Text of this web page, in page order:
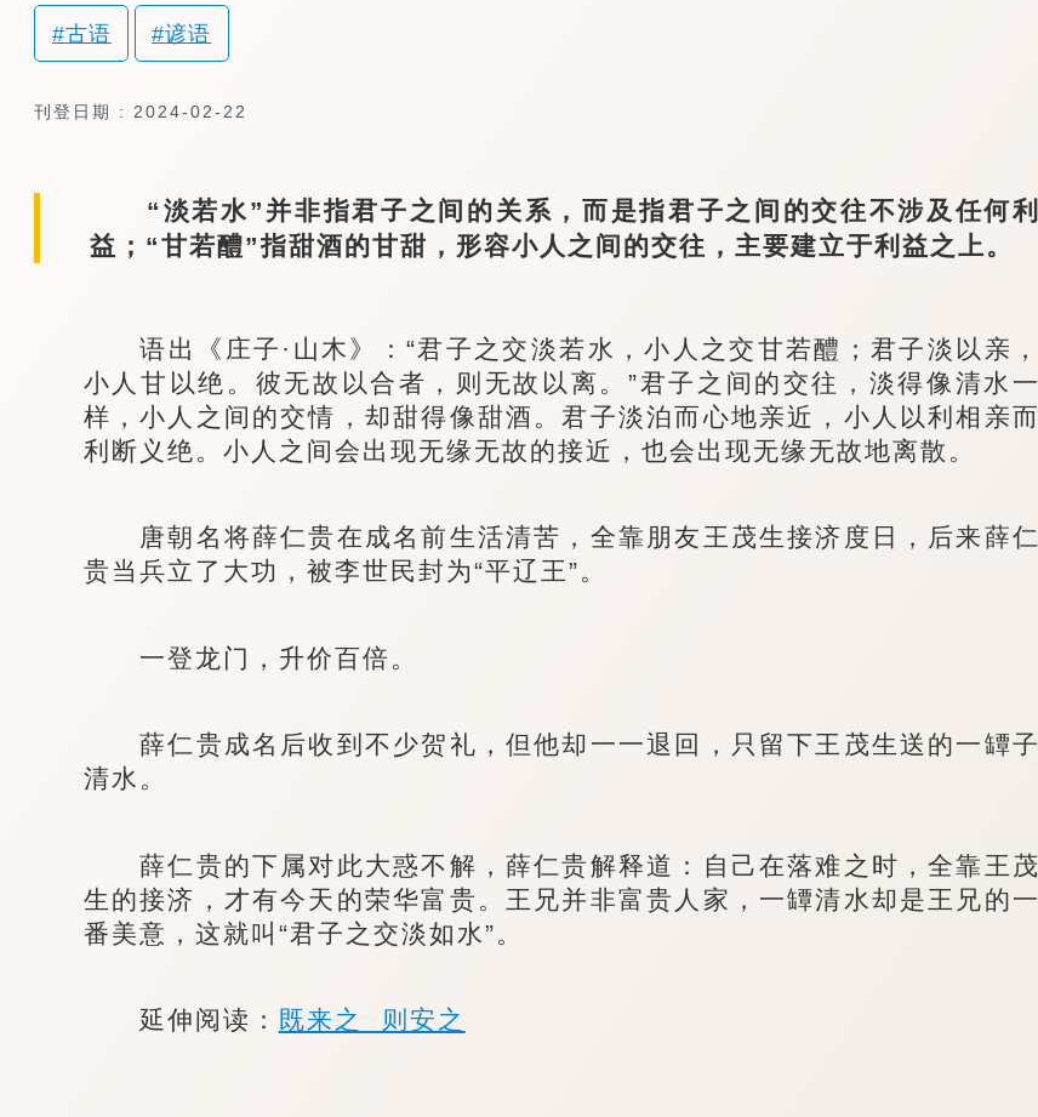
古语 谚语
刊登日期 : 2024-02-22
“淡若水”并非指君子之间的关系，而是指君子之间的交往不涉及任何利
益；“甘若醴”指甜酒的甘甜，形容小人之间的交往，主要建立于利益之上。
语出《庄子·山木》：“君子之交淡若水，小人之交甘若醴；君子淡以亲，
小人甘以绝。彼无故以合者，则无故以离。”君子之间的交往，淡得像清水一
样，小人之间的交情，却甜得像甜酒。君子淡泊而心地亲近，小人以利相亲而
利断义绝。小人之间会出现无缘无故的接近，也会出现无缘无故地离散。
唐朝名将薛仁贵在成名前生活清苦，全靠朋友王茂生接济度日，后来薛仁
贵当兵立了大功，被李世民封为“平辽王”。
一登龙门，升价百倍。
薛仁贵成名后收到不少贺礼，但他却一一退回，只留下王茂生送的一罈子
清水。
薛仁贵的下属对此大惑不解，薛仁贵解释道：自己在落难之时，全靠王茂
生的接济，才有今天的荣华富贵。王兄并非富贵人家，一罈清水却是王兄的一
番美意，这就叫“君子之交淡如水”。
延伸阅读： 既来之 则安之